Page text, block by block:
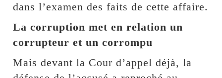
dans l’examen des faits de cette affaire.
La corruption met en relation un
corrupteur et un corrompu
Mais devant la Cour d’appel déjà, la